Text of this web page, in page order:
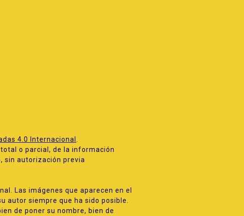
4.0 Internacional
o parcial, de la información
sin autorización previa
Las imágenes que aparecen en el
autor siempre que ha sido posible.
de poner su nombre, bien de